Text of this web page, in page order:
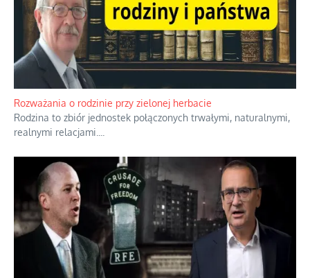
Rozważania o rodzinie przy zielonej herbacie
Rodzina to zbiór jednostek połączonych trwałymi, naturalnymi,
realnymi relacjami.